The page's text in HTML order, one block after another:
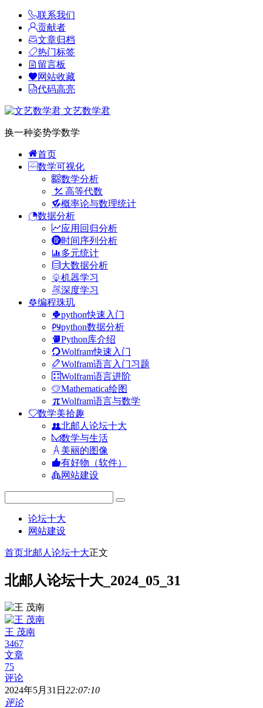
联系我们
贡献者
文章归档
热门标签
留言板
网站收藏
代码高亮
文艺数学君
换一种姿势学数学
首页
数学可视化
数学分析
高等代数
概率论与数理统计
数据分析
应用回归分析
时间序列分析
多元统计
大数据分析
机器学习
深度学习
编程珠玑
python快速入门
python数据分析
Python库介绍
Wolfram快速入门
Wolfram语言入门习题
Wolfram语言进阶
Mathematica绘图
Wolfram语言与数学
数学美拾趣
北邮人论坛十大
数学与生活
美丽的图像
有好物（软件）
网站建设
论坛十大
网站建设
首页北邮人论坛十大正文
北邮人论坛十大_2024_05_31
王 茂南
3467
文章
75
评论
2024年5月31日 22:07:10
评论